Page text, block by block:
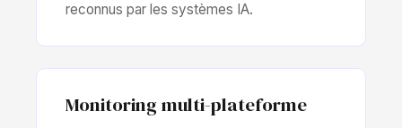
reconnus par les systèmes IA.
Monitoring multi-plateforme